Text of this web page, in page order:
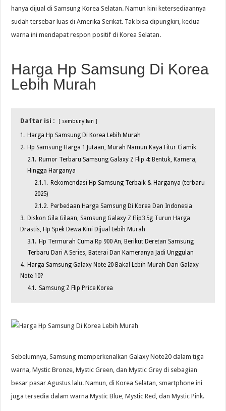
hanya dijual di Samsung Korea Selatan. Namun kini ketersediaannya
sudah tersebar luas di Amerika Serikat. Tak bisa dipungkiri, kedua
warna ini mendapat respon positif di Korea Selatan.
Harga Hp Samsung Di Korea
Lebih Murah
Daftar isi : sembunyikan
1. Harga Hp Samsung Di Korea Lebih Murah
2. Hp Samsung Harga 1 Jutaan, Murah Namun Kaya Fitur Ciamik
2.1. Rumor Terbaru Samsung Galaxy Z Flip 4: Bentuk, Kamera,
Hingga Harganya
2.1.1. Rekomendasi Hp Samsung Terbaik & Harganya (terbaru
2025)
2.1.2. Perbedaan Harga Samsung Di Korea Dan Indonesia
3. Diskon Gila Gilaan, Samsung Galaxy Z Flip3 5g Turun Harga
Drastis, Hp Spek Dewa Kini Dijual Lebih Murah
3.1. Hp Termurah Cuma Rp 900 An, Berikut Deretan Samsung
Terbaru Dari A Series, Baterai Dan Kameranya Jadi Unggulan
4. Harga Samsung Galaxy Note 20 Bakal Lebih Murah Dari Galaxy
Note 10?
4.1. Samsung Z Flip Price Korea
Sebelumnya, Samsung memperkenalkan Galaxy Note20 dalam tiga
warna, Mystic Bronze, Mystic Green, dan Mystic Grey di sebagian
besar pasar Agustus lalu. Namun, di Korea Selatan, smartphone ini
juga tersedia dalam warna Mystic Blue, Mystic Red, dan Mystic Pink.